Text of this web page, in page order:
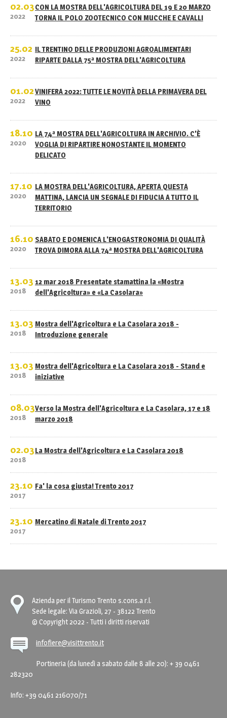
02.03
2022
CON LA MOSTRA DELL'AGRICOLTURA DEL 19 E 20 MARZO
TORNA IL POLO ZOOTECNICO CON MUCCHE E CAVALLI
25.02
2022
IL TRENTINO DELLE PRODUZIONI AGROALIMENTARI
RIPARTE DALLA 75ª MOSTRA DELL'AGRICOLTURA
01.02
2022
VINIFERA 2022: TUTTE LE NOVITÀ DELLA PRIMAVERA DEL
VINO
18.10
2020
LA 74ª MOSTRA DELL'AGRICOLTURA IN ARCHIVIO. C'È
VOGLIA DI RIPARTIRE NONOSTANTE IL MOMENTO
DELICATO
17.10
2020
LA MOSTRA DELL'AGRICOLTURA, APERTA QUESTA
MATTINA, LANCIA UN SEGNALE DI FIDUCIA A TUTTO IL
TERRITORIO
16.10
2020
SABATO E DOMENICA L'ENOGASTRONOMIA DI QUALITÀ
TROVA DIMORA ALLA 74ª MOSTRA DELL'AGRICOLTURA
13.03
2018
12 mar 2018 Presentate stamattina la «Mostra
dell'Agricoltura» e «La Casolara»
13.03
2018
Mostra dell'Agricoltura e La Casolara 2018 -
Introduzione generale
13.03
2018
Mostra dell'Agricoltura e La Casolara 2018 - Stand e
iniziative
08.03
2018
Verso la Mostra dell'Agricoltura e La Casolara, 17 e 18
marzo 2018
02.03
2018
La Mostra dell'Agricoltura e La Casolara 2018
23.10
2017
Fa' la cosa giusta! Trento 2017
23.10
2017
Mercatino di Natale di Trento 2017
Azienda per il Turismo Trento s.cons.a r.l.
Sede legale: Via Grazioli, 27 - 38122 Trento
© Copyright 2022 - Tutti i diritti riservati
infofiere@visittrento.it
Portineria (da lunedì a sabato dalle 8 alle 20): + 39 0461
282320
Info: +39 0461 216070/71